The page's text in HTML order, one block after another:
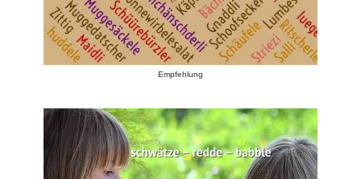
Empfehlung